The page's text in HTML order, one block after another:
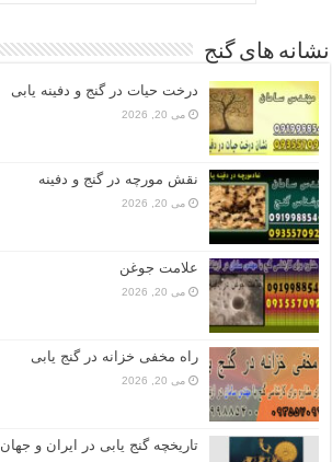
نشانه های گنج
درخت حیات در گنج و دفینه یابی
می 20, 2026
نقش مورچه در گنج و دفینه
می 20, 2026
علامت جوغن
می 20, 2026
راه مخفی خزانه در گنج یابی
می 20, 2026
تاریخچه گنج‌ یابی در ایران و جهان